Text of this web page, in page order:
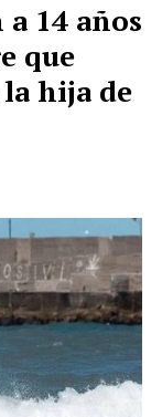
14 años
que
hija de